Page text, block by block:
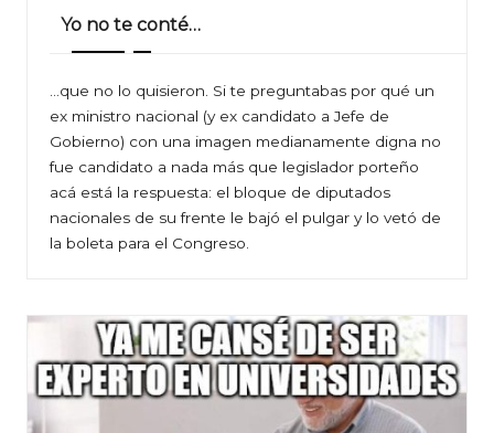
Yo no te conté…
…que no lo quisieron. Si te preguntabas por qué un
ex ministro nacional (y ex candidato a Jefe de
Gobierno) con una imagen medianamente digna no
fue candidato a nada más que legislador porteño
acá está la respuesta: el bloque de diputados
nacionales de su frente le bajó el pulgar y lo vetó de
la boleta para el Congreso.